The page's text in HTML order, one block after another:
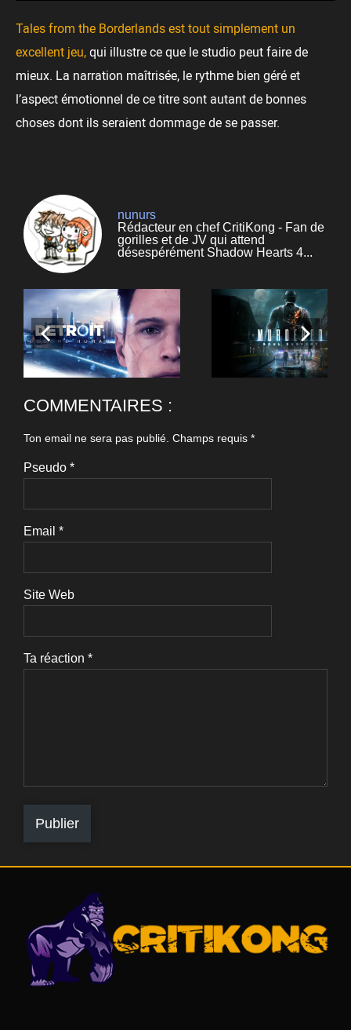
Tales from the Borderlands est tout simplement un
excellent jeu,qui illustre ce que le studio peut faire de
mieux. La narration maîtrisée, le rythme bien géré et
l’aspect émotionnel de ce titre sont autant de bonnes
choses dont ils seraient dommage de se passer.
nunurs
Rédacteur en chef CritiKong - Fan de
gorilles et de JV qui attend
désespérément Shadow Hearts 4...
COMMENTAIRES :
Ton email ne sera pas publié. Champs requis *
Pseudo *
Email *
Site Web
Ta réaction *